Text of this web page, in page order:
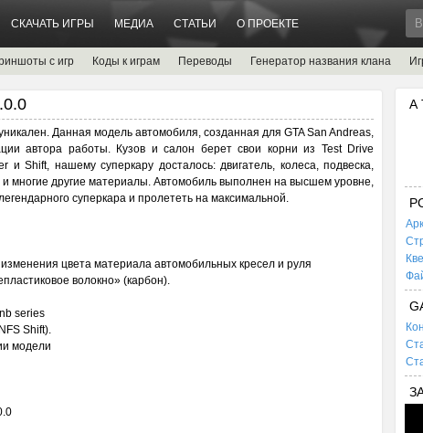
СКАЧАТЬ ИГРЫ МЕДИА СТАТЬИ О ПРОЕКТЕ
с игр Коды к играм Переводы Генератор названия клана
Данная модель автомобиля, созданная для GTA San Andreas,
автора работы. Кузов и салон берет свои корни из Test Drive
Shift, нашему суперкару досталось: двигатель, колеса, подвеска,
и многие другие материалы. Автомобиль выполнен на высшем уровне,
суперкара и пролететь на максимальной.
цвета материала автомобильных кресел и руля
волокно» (карбон).
series
Shift).
модели
А